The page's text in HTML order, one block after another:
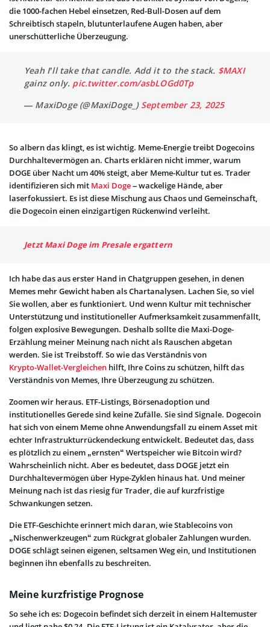
die 1000-fachen Hebel einsetzen, Red-Bull-Dosen auf dem
Schreibtisch stapeln, blutunterlaufene Augen haben, aber
unerschütterliche Überzeugung.
Yeah I’ll take that candle. Add it to the stack. $MAXI
gainz only. pic.twitter.com/asbLOGd0Tp
— MaxiDoge (@MaxiDoge_) September 23, 2025
So albern das klingt, es ist wichtig. Meme-Energie treibt Dogecoins
Durchhaltevermögen an. Charts erklären nicht immer, warum
DOGE über Nacht um 40% steigt, aber Meme-Kultur tut es. Trader
identifizieren sich mit Maxi Doge– wackelige Hände, aber
laserfokussiert. Es ist diese Mischung aus Chaos und Gemeinschaft,
die Dogecoin einen einzigartigen Rückenwind verleiht.
Jetzt Maxi Doge im Presale ergattern
Ich habe das aus erster Hand in Chatgruppen gesehen, in denen
Memes mehr Gewicht haben als Chartanalysen. Lachen Sie, so viel
Sie wollen, aber es funktioniert. Und wenn Kultur mit technischer
Unterstützung und institutioneller Aufmerksamkeit zusammenfällt,
folgen explosive Bewegungen. Deshalb sollte die Maxi-Doge-
Erzählung meiner Meinung nach nicht als Rauschen abgetan
werden. Sie ist Treibstoff. So wie das Verständnis von
Krypto-Wallet-Vergleichen hilft, Ihre Coins zu schützen, hilft das
Verständnis von Memes, Ihre Überzeugung zu schützen.
Zoomen wir heraus. ETF-Listings, Börsenadoption und
institutionelles Gerede sind keine Zufälle. Sie sind Signale. Dogecoin
hat sich von einem Meme ohne Anwendungsfall zu einem Asset mit
echter Infrastrukturrückendeckung entwickelt. Bedeutet das, dass
es plötzlich zu einem „ernsten“ Wertspeicher wie Bitcoin wird?
Wahrscheinlich nicht. Aber es bedeutet, dass DOGE jetzt ein
Durchhaltevermögen über Hype-Zyklen hinaus hat. Und meiner
Meinung nach ist das riesig für Trader, die auf kurzfristige
Schwankungen setzen.
Die ETF-Geschichte erinnert mich daran, wie Stablecoins von
„Nischenwerkzeugen“ zum Rückgrat globaler Zahlungen wurden.
DOGE schlägt seinen eigenen, seltsamen Weg ein, und Institutionen
beginnen ihn ebenfalls zu beschreiten.
Meine kurzfristige Prognose
So sehe ich es: Dogecoin befindet sich derzeit in einem Haltemuster